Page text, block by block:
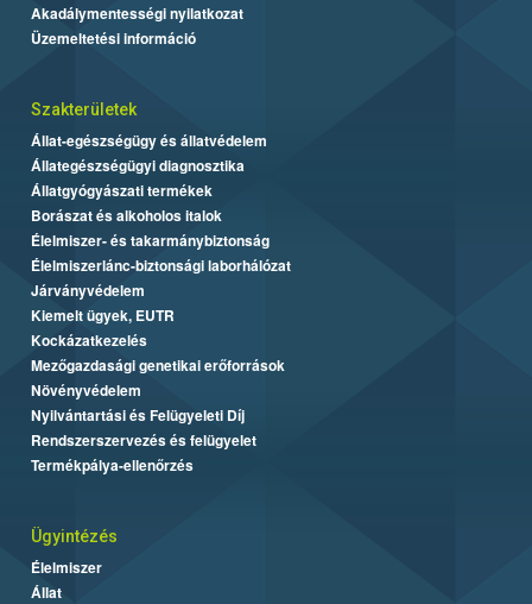
Akadálymentességi nyilatkozat
Üzemeltetési információ
Szakterületek
Állat-egészségügy és állatvédelem
Állategészségügyi diagnosztika
Állatgyógyászati termékek
Borászat és alkoholos italok
Élelmiszer- és takarmánybiztonság
Élelmiszerlánc-biztonsági laborhálózat
Járványvédelem
Kiemelt ügyek, EUTR
Kockázatkezelés
Mezőgazdasági genetikai erőforrások
Növényvédelem
Nyilvántartási és Felügyeleti Díj
Rendszerszervezés és felügyelet
Termékpálya-ellenőrzés
Ügyintézés
Élelmiszer
Állat